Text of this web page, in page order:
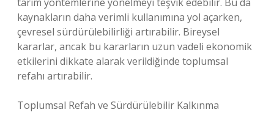
kaynakların daha verimli kullanımına yol açarken,
çevresel sürdürülebilirliği artırabilir. Bireysel
kararlar, ancak bu kararların uzun vadeli ekonomik
etkilerini dikkate alarak verildiğinde toplumsal
refahı artırabilir.
Toplumsal Refah ve Sürdürülebilir Kalkınma